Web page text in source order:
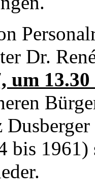
Dr.
um
bis